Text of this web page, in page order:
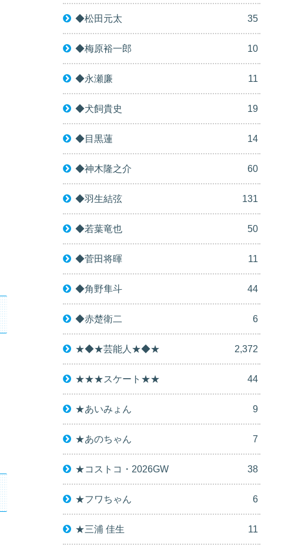
◆松田元太 35
◆梅原裕一郎 10
◆永瀬廉 11
◆犬飼貴史 19
◆目黒蓮 14
◆神木隆之介 60
◆羽生結弦 131
◆若葉竜也 50
◆菅田将暉 11
◆角野隼斗 44
◆赤楚衛二 6
★◆★芸能人★◆★ 2,372
★★★スケート★★ 44
★あいみょん 9
★あのちゃん 7
★コストコ・2026GW 38
★フワちゃん 6
★三浦 佳生 11